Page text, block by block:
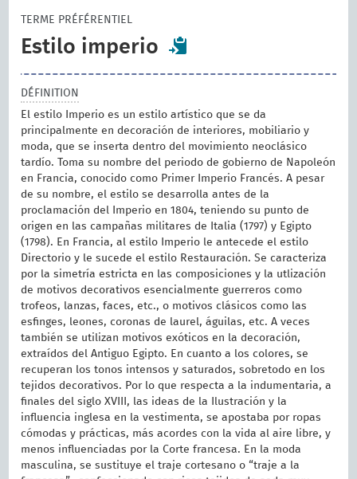
TERME PRÉFÉRENTIEL
Estilo imperio
DÉFINITION
El estilo Imperio es un estilo artístico que se da
principalmente en decoración de interiores, mobiliario y
moda, que se inserta dentro del movimiento neoclásico
tardío. Toma su nombre del periodo de gobierno de Napoleón
en Francia, conocido como Primer Imperio Francés. A pesar
de su nombre, el estilo se desarrolla antes de la
proclamación del Imperio en 1804, teniendo su punto de
origen en las campañas militares de Italia (1797) y Egipto
(1798). En Francia, al estilo Imperio le antecede el estilo
Directorio y le sucede el estilo Restauración. Se caracteriza
por la simetría estricta en las composiciones y la utlización
de motivos decorativos esencialmente guerreros como
trofeos, lanzas, faces, etc., o motivos clásicos como las
esfinges, leones, coronas de laurel, águilas, etc. A veces
también se utilizan motivos exóticos en la decoración,
extraídos del Antiguo Egipto. En cuanto a los colores, se
recuperan los tonos intensos y saturados, sobretodo en los
tejidos decorativos. Por lo que respecta a la indumentaria, a
finales del siglo XVIII, las ideas de la Ilustración y la
influencia inglesa en la vestimenta, se apostaba por ropas
cómodas y prácticas, más acordes con la vida al aire libre, y
menos influenciadas por la Corte francesa. En la moda
masculina, se sustituye el traje cortesano o “traje a la